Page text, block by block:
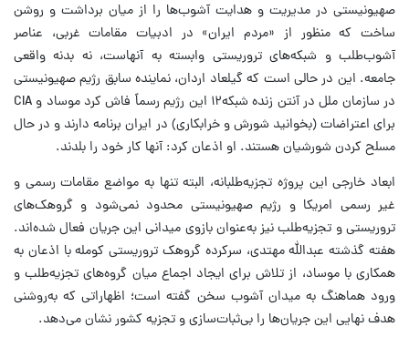
صهیونیستی در مدیریت و هدایت آشوب‌ها را از میان برداشت و روشن
ساخت که منظور از «مردم ایران» در ادبیات مقامات غربی، عناصر
آشوب‌طلب و شبکه‌های تروریستی وابسته به آنهاست، نه بدنه واقعی
جامعه. این در حالی است که گیلعاد اردان، نماینده سابق رژیم صهیونیستی
در سازمان ملل در آنتن زنده شبکه۱۲ این رژیم رسماً فاش کرد موساد و CIA
برای اعتراضات (بخوانید شورش و خرابکاری) در ایران برنامه دارند و در حال
مسلح کردن شورشیان هستند. او اذعان کرد: آنها کار خود را بلدند.
ابعاد خارجی این پروژه تجزیه‌طلبانه، البته تنها به مواضع مقامات رسمی و
غیر رسمی امریکا و رژیم صهیونیستی محدود نمی‌شود و گروهک‌های
تروریستی و تجزیه‌طلب نیز به‌عنوان بازوی میدانی این جریان فعال شده‌اند.
هفته گذشته عبدالله مهتدی، سرکرده گروهک تروریستی کومله با اذعان به
همکاری با موساد، از تلاش برای ایجاد اجماع میان گروه‌های تجزیه‌طلب و
ورود هماهنگ به میدان آشوب سخن گفته است؛ اظهاراتی که به‌روشنی
هدف نهایی این جریان‌ها را بی‌ثبات‌سازی و تجزیه کشور نشان می‌دهد.